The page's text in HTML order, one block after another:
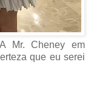
Mr. Cheney em
que eu serei